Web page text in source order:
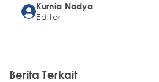
Kurnia Nadya
Editor
Berita Terkait